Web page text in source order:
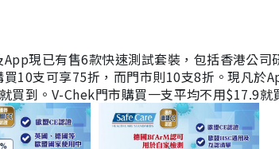
App現已有售6款快速測試套裝，包括香港公
買10支可享75折，而門市則10支8折。現凡
買到。V-Chek門市購買一支平均不用$17.9就